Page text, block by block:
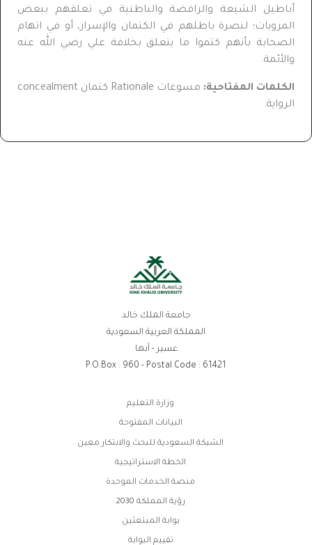
أباطيل الشيعة والرافضة والباطنية في تعلقهم ببعض
المرويات؛ لنصرة باطلهم في الكتمان والإسرار، أو في اتهام
الصحابة بأنهم كتموا ما يتعلق بخلافة علي رضي الله عنه
والأئمة.
الكلمات المفتاحية:
مسوغات Rationale كتمان concealment
الرواية.
جامعة الملك خالد
المملكة العربية السعودية
عسير - أبها
P.O.Box : 960 - Postal Code : 61421
وزارة التعليم
البيانات المفتوحة
الشبكة السعودية للبحث والابتكار معين
الخطة الاستراتيجية
منصة الخدمات الموحدة
رؤية المملكة 2030
بوابة المبتعثين
تقييم البوابة